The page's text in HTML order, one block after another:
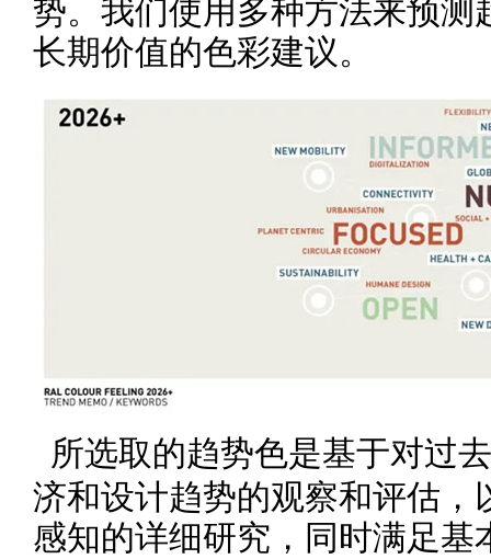
势。我们使用多种方法来预测
长期价值的色彩建议。
所选取的趋势色是基于对过去
济和设计趋势的观察和评估，
感知的详细研究，同时满足基